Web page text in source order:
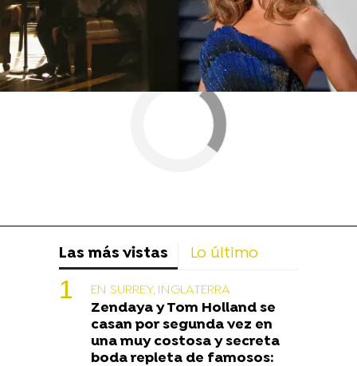
Las más vistas Lo último
EN SURREY, INGLATERRA
Zendaya y Tom Holland se
casan por segunda vez en
una muy costosa y secreta
boda repleta de famosos: